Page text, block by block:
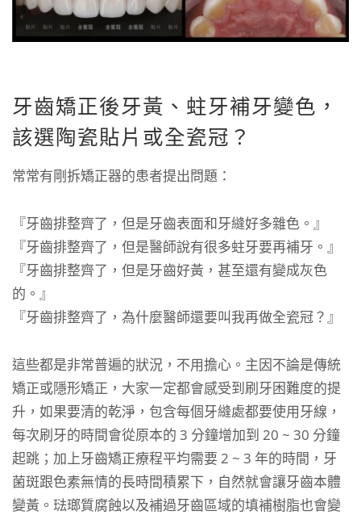
牙齒矯正後牙黃、蛀牙補牙變色，
該選陶瓷貼片或全瓷冠？
常常有剛拆矯正器的患者提出問題：
『牙齒排整齊了，但是牙齒表面和牙縫好多雜色。』
『牙齒排整齊了，但是醫師說有很多蛀牙要再補牙。』
『牙齒排整齊了，但是牙齒好黃，甚至還有變成灰色
的。』
『牙齒排整齊了，為什麼醫師還要叫我再做全瓷冠？』
這些都是非常普遍的狀況，不用擔心。主因不論是傳統
矯正或隱形矯正，大家一定都會感受到刷牙困難度的提
升，如果要清的乾淨，包含每個牙縫處都要使用牙線，
每次刷牙的時間會從原本的 3 分鐘增加到 20 ~ 30 分鐘
起跳；加上牙齒矯正療程平均需要 2 ~ 3 年的時間，牙
菌斑跟色素無情的長時間積累下，自然就會讓牙齒本體
變黃。琺瑯質腐蝕以及補過牙齒區域的填補樹脂也會變